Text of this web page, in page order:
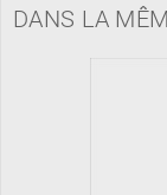
DANS LA